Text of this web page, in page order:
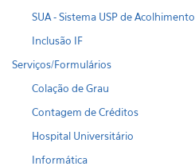
SUA - Sistema USP de Acolhimento
Inclusão IF
Serviços/Formulários
Colação de Grau
Contagem de Créditos
Hospital Universitário
Informática